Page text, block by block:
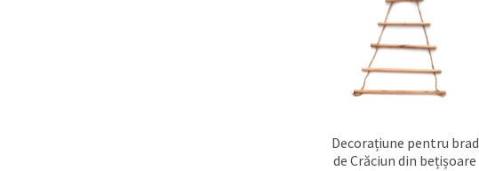
Decorațiune pentru brad
de Crăciun din bețișoare